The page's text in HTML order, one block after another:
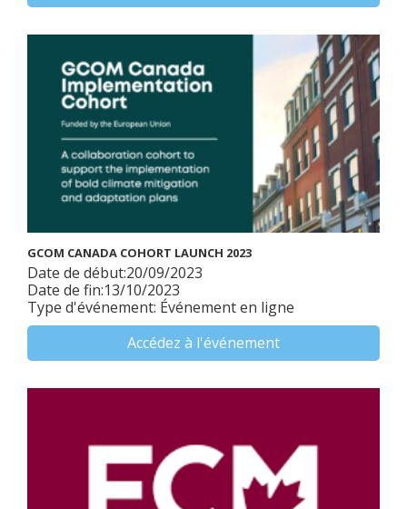
GCOM CANADA COHORT LAUNCH 2023
Date de début:20/09/2023
Date de fin:13/10/2023
Type d'événement: Événement en ligne
Accédez à l'événement